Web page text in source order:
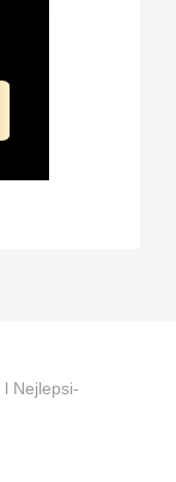
l Nejlepsi-